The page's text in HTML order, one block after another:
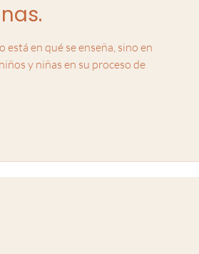
está en qué se enseña, sino en
y niñas en su proceso de